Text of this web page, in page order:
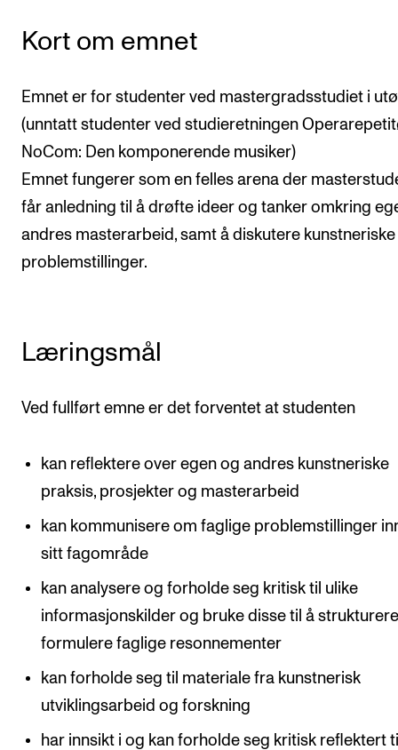
Studentutvalet SUT (student.nmh.no)
FORSKNING
CERM
CREMAH
Publikasjoner
Utveksling
Samarbeidsprosjekter
AKTUELT
Nyheter og historier
Ledige stillinger
INFO
Om Norges musikkhøgskole
Kort om emnet
Emnet er for studenter ved mastergradsstudiet i
(unntatt studenter ved studieretningen
NoCom: Den komponerende musiker)
Emnet fungerer som en felles arena der
får anledning til å drøfte ideer og tanker omkring
andres masterarbeid, samt å diskutere kunstneriske
problemstillinger.
Læringsmål
Ved fullført emne er det forventet at studenten
kan reflektere over egen og andres kunstneriske
praksis, prosjekter og masterarbeid
kan kommunisere om faglige problemstillinger
sitt fagområde
kan analysere og forholde seg kritisk til ulike
informasjonskilder og bruke disse til å
formulere faglige resonnementer
kan forholde seg til materiale fra kunstnerisk
utviklingsarbeid og forskning
har innsikt i og kan forholde seg kritisk reflektert